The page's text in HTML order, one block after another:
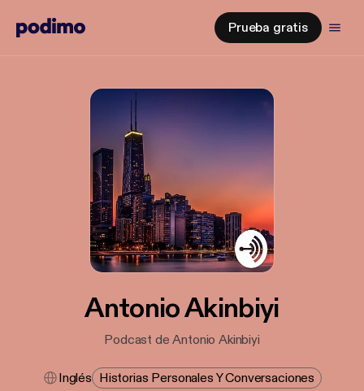
Prueba gratis
Antonio Akinbiyi
Podcast de Antonio Akinbiyi
Inglés Historias Personales Y Conversaciones